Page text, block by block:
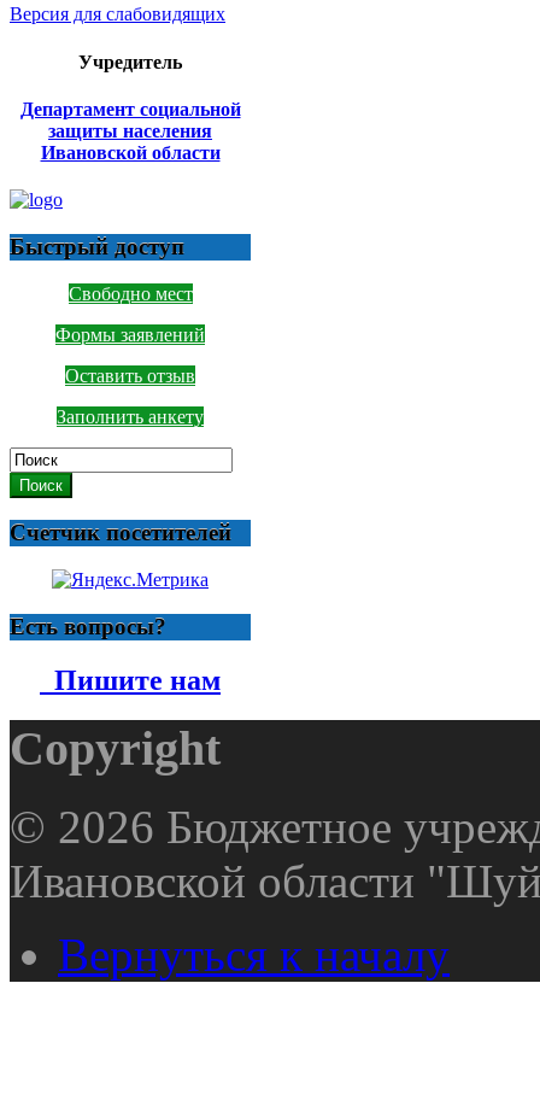
Версия для слабовидящих
Учредитель
Департамент социальной
защиты населения
Ивановской области
Быстрый доступ
Свободно мест
Формы заявлений
Оставить отзыв
Заполнить анкету
Поиск
Счетчик посетителей
Есть вопросы?
Пишите нам
Copyright
© 2026 Бюджетное
Ивановской области
Вернуться к началу